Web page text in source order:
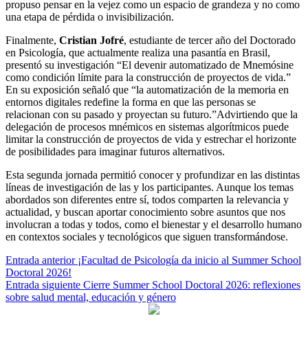
propuso pensar en la vejez como un espacio de grandeza y no como
una etapa de pérdida o invisibilización.
Finalmente, Cristian Jofré, estudiante de tercer año del Doctorado
en Psicología, que actualmente realiza una pasantía en Brasil,
presentó su investigación “El devenir automatizado de Mnemósine
como condición límite para la construcción de proyectos de vida.”
En su exposición señaló que “la automatización de la memoria en
entornos digitales redefine la forma en que las personas se
relacionan con su pasado y proyectan su futuro.”Advirtiendo que la
delegación de procesos mnémicos en sistemas algorítmicos puede
limitar la construcción de proyectos de vida y estrechar el horizonte
de posibilidades para imaginar futuros alternativos.
Esta segunda jornada permitió conocer y profundizar en las distintas
líneas de investigación de las y los participantes. Aunque los temas
abordados son diferentes entre sí, todos comparten la relevancia y
actualidad, y buscan aportar conocimiento sobre asuntos que nos
involucran a todas y todos, como el bienestar y el desarrollo humano
en contextos sociales y tecnológicos que siguen transformándose.
Navegación
de
entradas
Entrada anterior ¡Facultad de Psicología da inicio al Summer School
Doctoral 2026!
Entrada siguiente Cierre Summer School Doctoral 2026: reflexiones
sobre salud mental, educación y género